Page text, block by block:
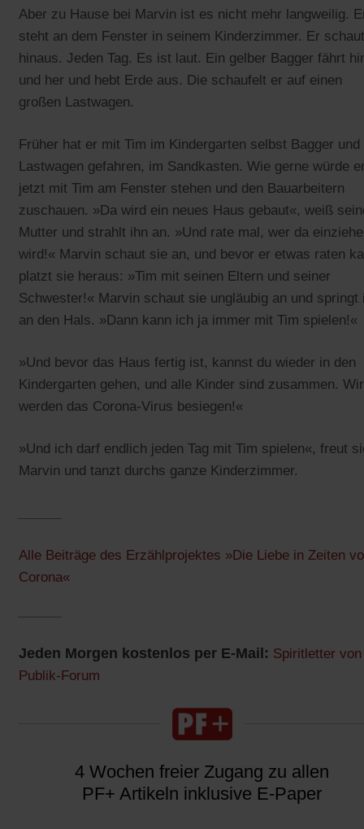
Aber zu Hause bei Marvin ist es nicht mehr langweilig.
steht an dem Fenster in seinem Kinderzimmer. Er schaut
hinaus. Jeden Tag. Es ist laut. Ein gelber Bagger fährt
und her und hebt Erde aus. Die schaufelt er auf einen
großen Lastwagen.
Früher hat er mit Tim im Kindergarten selbst Bagger und
Lastwagen gefahren, im Sandkasten. Wie gerne würde
jetzt mit Tim am Fenster stehen und den Bauarbeitern
zuschauen. »Da wird ein neues Haus gebaut«, weiß
Mutter und strahlt ihn an. »Und rate mal, wer da
wird!« Marvin schaut sie an, und bevor er etwas raten
platzt sie heraus: »Tim mit seinen Eltern und seiner
Schwester!« Marvin schaut sie ungläubig an und springt
an den Hals. »Dann kann ich ja immer mit Tim spielen!«
»Und bevor das Haus fertig ist, kannst du wieder in den
Kindergarten gehen, und alle Kinder sind zusammen. Wir
werden das Corona-Virus besiegen!«
»Und ich darf endlich jeden Tag mit Tim spielen«, freut
Marvin und tanzt durchs ganze Kinderzimmer.
Alle Beiträge des Erzählprojektes »Die Liebe in Zeiten
Corona«
Jeden Morgen kostenlos per E-Mail: Spiritletter von
Publik-Forum
4 Wochen freier Zugang zu allen
PF+ Artikeln inklusive E-Paper